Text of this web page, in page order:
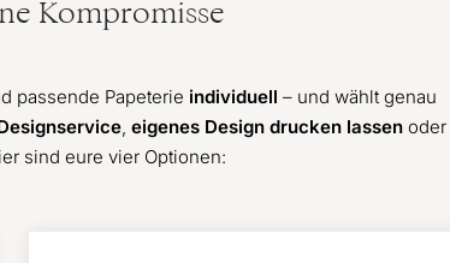
Kompromisse
passende Papeterie individuell – und wählt genau
, eigenes Design drucken lassen oder
sind eure vier Optionen: